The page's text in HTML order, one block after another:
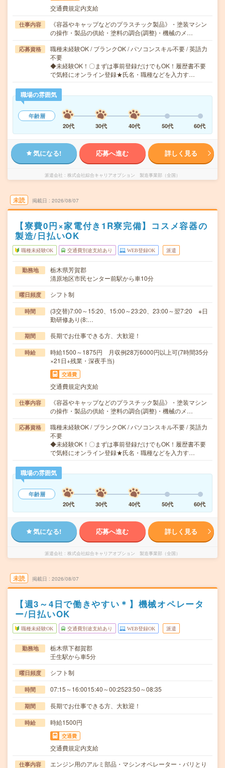
交通費規定内支給
仕事内容
《容器やキャップなどのプラスチック製品》・塗装マシン
の操作・製品の供給・塗料の調合(調整)・機械のメ…
応募資格
職種未経験OK / ブランクOK / パソコンスキル不要 / 英語力
不要
◆未経験OK！〇まずは事前登録だけでもOK！履歴書不要
で気軽にオンライン登録★氏名・職種などを入力す…
職場の雰囲気
年齢層
20代
30代 40代 50代 60代
気になる! 応募へ進む 詳しく見る
派遣会社 株式会社綜合キャリアオプション 製造事業部（全国）
未読 掲載日 2026/08/07
【寮費0円×家電付き1R寮完備】コスメ容器の
製造/日払いOK
職種未経験OK 交通費別途支給あり WEB登録OK 派遣
勤務地
栃木県芳賀郡
清原地区市民センター前駅から車10分
曜日頻度 シフト制
時間
(3交替)7:00～15:20、15:00～23:20、23:00～翌7:20 ※日
勤研修あり(8:…
期間 長期でお仕事できる方、大歓迎！
時給
時給1500～1875円 月収例28万6000円以上可(7時間35分
×21日+残業・深夜手当)
交通費
交通費規定内支給
仕事内容
《容器やキャップなどのプラスチック製品》・塗装マシン
の操作・製品の供給・塗料の調合(調整)・機械のメ…
応募資格
職種未経験OK / ブランクOK / パソコンスキル不要 / 英語力
不要
◆未経験OK！〇まずは事前登録だけでもOK！履歴書不要
で気軽にオンライン登録★氏名・職種などを入力す…
職場の雰囲気
年齢層
20代
30代 40代 50代 60代
気になる! 応募へ進む 詳しく見る
派遣会社 株式会社綜合キャリアオプション 製造事業部（全国）
未読 掲載日 2026/08/07
【週3～4日で働きやすい＊】機械オペレータ
ー/日払いOK
職種未経験OK 交通費別途支給あり WEB登録OK 派遣
勤務地
栃木県下都賀郡
壬生駅から車5分
曜日頻度 シフト制
時間 07:15～16:0015:40～00:2523:50～08:35
期間 長期でお仕事できる方、大歓迎！
時給 時給1500円
交通費
交通費規定内支給
仕事内容 エンジン用のアルミ部品・マシンオペレーター・バリとり